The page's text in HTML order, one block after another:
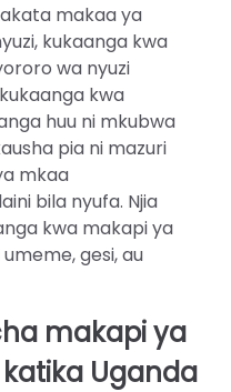
makaa ya
kukaanga kwa
wa nyuzi
kwa
huu ni mkubwa
pia ni mazuri
mkaa
bila nyufa. Njia
kwa makapi ya
gesi, au
makapi ya
Uganda